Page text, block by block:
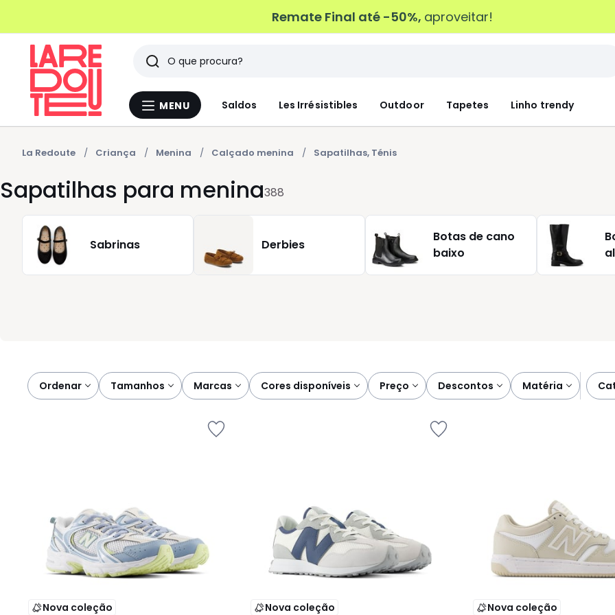
Remate Final até -50%, aproveitar!
Menu
MENU Saldos Les Irrésistibles Outdoor Tapetes Linho trendy
Pesquisar
Últimos
artigos
vistos
La Redoute Criança Menina Calçado menina Sapatilhas, Ténis
Sapatilhas para menina388
Sabrinas Derbies
Botas de cano
baixo
Ordenar
tamanhos marcas cores disponíveis preço descontos matéria
Nova coleção Nova coleção Nova coleção